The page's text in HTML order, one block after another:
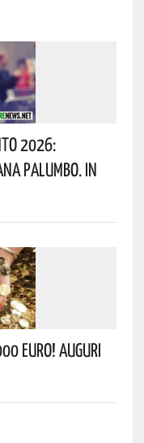
2026:
Palumbo. In
Euro! Auguri